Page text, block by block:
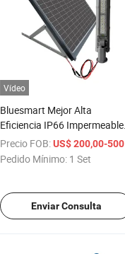
Vídeo
Bluesmart Mejor Alta
Eficiencia IP66 Impermeable
50W Luz de Inundación LED
con Panel Solar
Precio FOB:US$ 200,00-500,00
Pedido Mínimo: 1 Set
Enviar Consulta